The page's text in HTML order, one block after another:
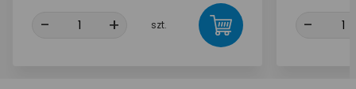
- + szt. -